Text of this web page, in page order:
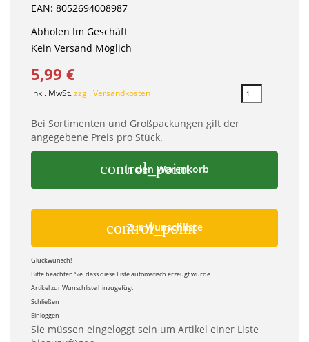
EAN: 8052694008987
Abholen Im Geschäft
Kein Versand Möglich
5,99 €
inkl. MwSt.zzgl. Versandkosten
Bei Sortimenten und Großpackungen gilt der
angegebene Preis pro Stück.
control_point
In den Warenkorb
control_point
Zur Wunschliste
Glückwunsch!
Bitte beachten Sie, dass diese Liste automatisch erzeugt wurde
Artikel zur Wunschliste hinzugefügt
Schließen
Einloggen
Sie müssen eingeloggt sein um Artikel einer Liste